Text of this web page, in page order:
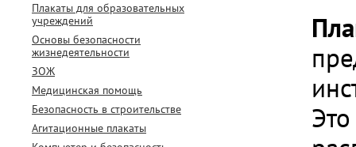
Плакаты для образовательных
учреждений
Основы безопасности
жизнедеятельности
ЗОЖ
Медицинская помощь
Безопасность в строительстве
Агитационные плакаты